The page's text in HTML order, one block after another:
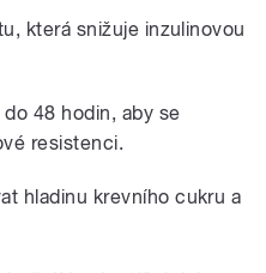
která snižuje inzulinovou
48 hodin, aby se
resistenci.
hladinu krevního cukru a